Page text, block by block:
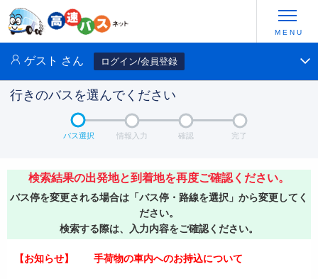
ゲスト さん ログイン/会員登録
行きのバスを選んでください
バス選択 情報入力 確認 完了
検索結果の出発地と到着地を再度ご確認ください。
バス停を変更される場合は「バス停・路線を選択」から変更してく
ださい。
検索する際は、入力内容をご確認ください。
【お知らせ】 手荷物の車内へのお持込について